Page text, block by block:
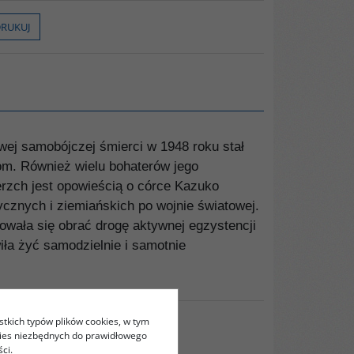
samobójczej śmierci w 1948 roku stał
Również wielu bohaterów jego
jest opowieścią o córce Kazuko
i ziemiańskich po wojnie światowej.
się obrać drogę aktywnej egzystencji
żyć samodzielnie i samotnie
typów plików cookies, w tym
niezbędnych do prawidłowego